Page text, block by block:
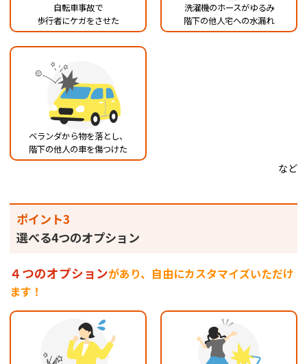
自転車事故で
歩行者にケガをさせた
洗濯機のホースがゆるみ
階下の他人宅への水漏れ
ベランダから物を落とし、
階下の他人の車を傷つけた
など
ポイント3
選べる4つのオプション
４つのオプションがあり、自由にカスタマイズいただけ
ます！